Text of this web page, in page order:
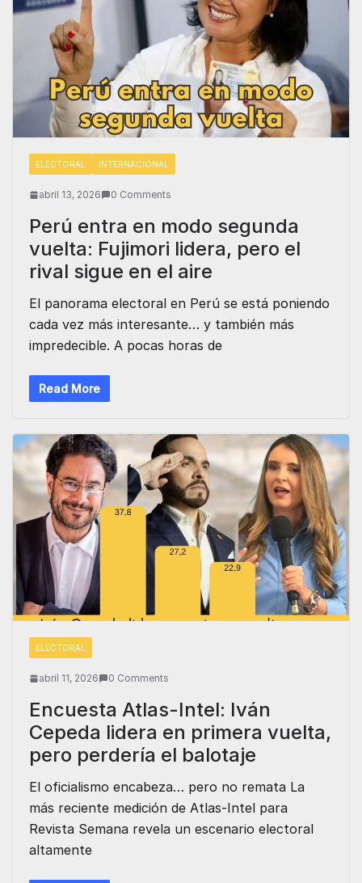
ELECTORAL INTERNACIONAL
abril 13, 2026 0 Comments
Perú entra en modo segunda
vuelta: Fujimori lidera, pero el
rival sigue en el aire
El panorama electoral en Perú se está poniendo
cada vez más interesante… y también más
impredecible. A pocas horas de
Read More
ELECTORAL
abril 11, 2026 0 Comments
Encuesta Atlas-Intel: Iván
Cepeda lidera en primera vuelta,
pero perdería el balotaje
El oficialismo encabeza… pero no remata La
más reciente medición de Atlas-Intel para
Revista Semana revela un escenario electoral
altamente